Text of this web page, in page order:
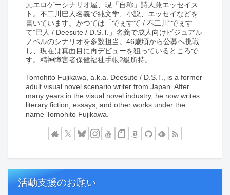
元エロゲーシナリオ屋、現「自称」詩人兼エッセイス
ト。不二川巴人名義で純文学、小説、エッセイなどを
書いています。かつては「でぇすて / 不二川“でぇす
て”巴人 / Deesute / D.S.T.」名義で成人向けビジュアル
ノベルのシナリオを多数担当。46歳頃から公募へ挑戦
し、現在は真面目に再デビューを狙っているところで
す。精神障害者保健福祉手帳2級所持。
Tomohito Fujikawa, a.k.a. Deesute / D.S.T., is a former
adult visual novel scenario writer from Japan. After
many years in the visual novel industry, he now writes
literary fiction, essays, and other works under the
name Tomohito Fujikawa.
活動支援のお願い